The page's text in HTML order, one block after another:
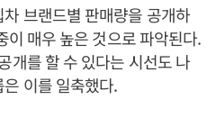
브랜드별 판매량을 공개하
이 매우 높은 것으로 파악된다.
개를 할 수 있다는 시선도 나
이를 일축했다.